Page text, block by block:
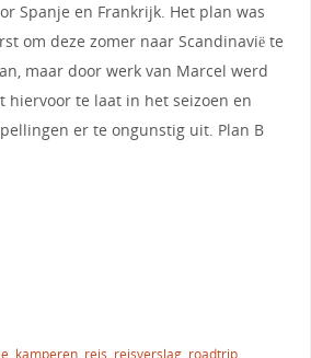
Spanje en Frankrijk. Het plan was
om deze zomer naar Scandinavië te
maar door werk van Marcel werd
hiervoor te laat in het seizoen en
er te ongunstig uit. Plan B
, kamperen, reis, reisverslag, roadtrip,